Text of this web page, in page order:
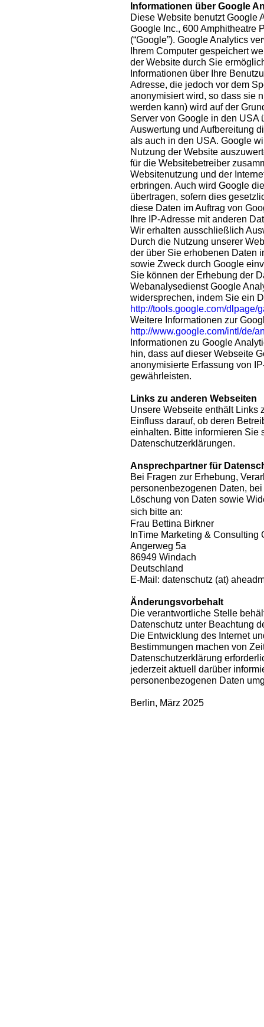
Informationen über Google
Diese Website benutzt Google
Google Inc., 600 Amphitheatre
(“Google”). Google Analytics
Ihrem Computer gespeichert
der Website durch Sie
Informationen über Ihre
Adresse, die jedoch vor dem
anonymisiert wird, so dass sie
werden kann) wird auf der
Server von Google in den USA
Auswertung und Aufbereitung
als auch in den USA. Google
Nutzung der Website
für die Websitebetreiber
Websitenutzung und der
erbringen. Auch wird Google
übertragen, sofern dies
diese Daten im Auftrag von
Ihre IP-Adresse mit anderen
Wir erhalten ausschließlich
Durch die Nutzung unserer
der über Sie erhobenen Daten
sowie Zweck durch Google
Sie können der Erhebung der
Webanalysedienst Google
widersprechen, indem Sie ein
http://tools.google.com/dlpage/
Weitere Informationen zur
http://www.google.com/intl/de/
Informationen zu Google
hin, dass auf dieser Webseite
anonymisierte Erfassung von
gewährleisten.
Links zu anderen Webseiten
Unsere Webseite enthält Links
Einfluss darauf, ob deren
einhalten. Bitte informieren Sie
Datenschutzerklärungen.
Ansprechpartner für
Bei Fragen zur Erhebung,
personenbezogenen Daten,
Löschung von Daten sowie
sich bitte an:
Frau Bettina Birkner
InTime Marketing & Consulting
Angerweg 5a
86949 Windach
Deutschland
E-Mail: datenschutz (at)
Änderungsvorbehalt
Die verantwortliche Stelle
Datenschutz unter Beachtung
Die Entwicklung des Internet
Bestimmungen machen von
Datenschutzerklärung
jederzeit aktuell darüber
personenbezogenen Daten
Berlin, März 2025